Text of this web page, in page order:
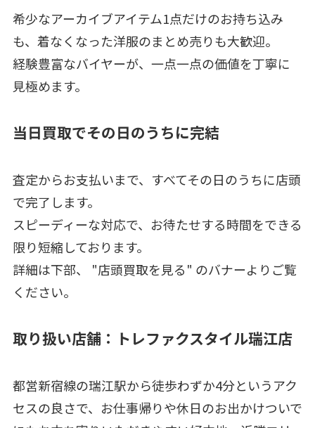
希少なアーカイブアイテム1点だけのお持ち込み
も、着なくなった洋服のまとめ売りも大歓迎。
経験豊富なバイヤーが、一点一点の価値を丁寧に
見極めます。
当日買取でその日のうちに完結
査定からお支払いまで、すべてその日のうちに店頭
で完了します。
スピーディーな対応で、お待たせする時間をできる
限り短縮しております。
詳細は下部、 "店頭買取を見る" のバナーよりご覧
ください。
取り扱い店舗：トレファクスタイル瑞江店
都営新宿線の瑞江駅から徒歩わずか4分というアク
セスの良さで、お仕事帰りや休日のお出かけついで